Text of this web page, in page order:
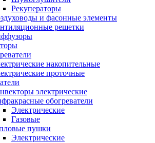
Рекуператоры
и фасонные элементы
решетки
накопительные
проточные
электрические
обогреватели
Электрические
Газовые
пушки
Электрические